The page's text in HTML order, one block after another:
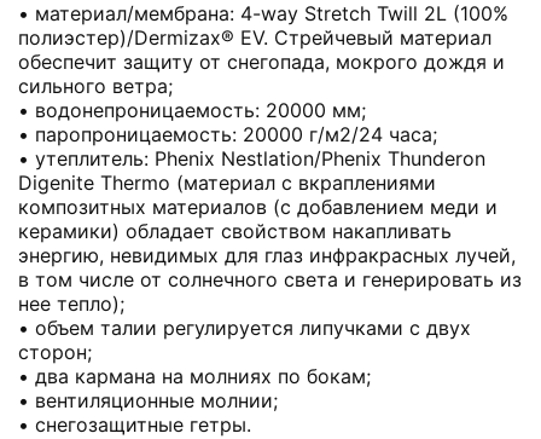
• материал/мембрана: 4-way Stretch Twill 2L (100%
полиэстер)/Dermizax® EV. Стрейчевый материал
обеспечит защиту от снегопада, мокрого дождя и
сильного ветра;
• водонепроницаемость: 20000 мм;
• паропроницаемость: 20000 г/м2/24 часа;
• утеплитель: Phenix Nestlation/Phenix Thunderon
Digenite Thermo (материал с вкраплениями
композитных материалов (с добавлением меди и
керамики) обладает свойством накапливать
энергию, невидимых для глаз инфракрасных лучей,
в том числе от солнечного света и генерировать из
нее тепло);
• объем талии регулируется липучками с двух
сторон;
• два кармана на молниях по бокам;
• вентиляционные молнии;
• снегозащитные гетры.